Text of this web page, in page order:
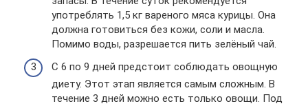
употреблять 1,5 кг вареного мяса курицы. Она
должна готовиться без кожи, соли и масла.
Помимо воды, разрешается пить зелёный чай.
С 6 по 9 дней предстоит соблюдать овощную
диету. Этот этап является самым сложным. В
течение 3 дней можно есть только овощи. Под